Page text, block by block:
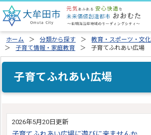
ホーム 分類から探す
教育・スポーツ・文化
子育て情報・家庭教育
子育てふれあい広場
子育てふれあい広場
2026年5月20日更新